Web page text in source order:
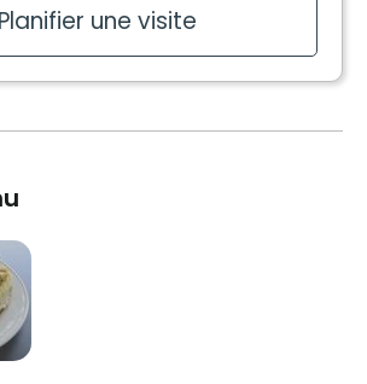
des médicaments
visite
à l'unité
Chauffage
/ vêtements
visite
Planifier une visite